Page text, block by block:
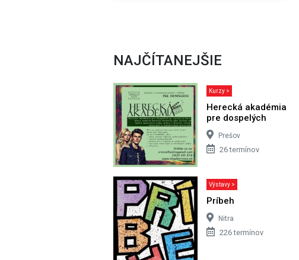
NAJČÍTANEJŠIE
Kurzy >
Herecká akadémia
pre dospelých
Prešov
26 termínov
Výstavy >
Príbeh
Nitra
226 termínov